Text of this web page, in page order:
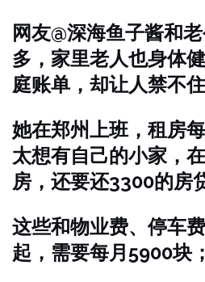
网友@深海鱼子酱和
多，家里老人也身体
庭账单，却让人禁不住
她在郑州上班，租房
太想有自己的小家，
房，还要还3300的房
这些和物业费、停车
起，需要每月5900块；